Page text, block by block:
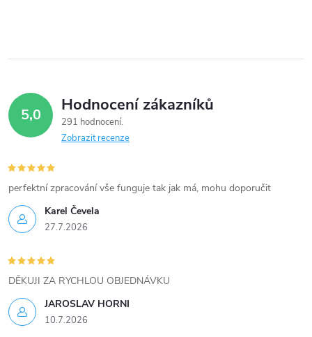
v
k
v
ý
p
i
s
u
5,0 Hodnocení zákazníků
291 hodnocení
Zobrazit recenze
Karel Čevela
27.7.2026
perfektní zpracování vše funguje tak jak má, mohu doporučit
JAROSLAV HORNI
10.7.2026
DĚKUJI ZA RYCHLOU OBJEDNÁVKU